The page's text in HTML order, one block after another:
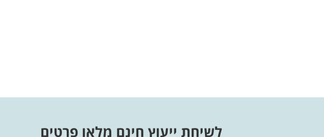
לשיחת ייעוץ חינם מלאו פרטים